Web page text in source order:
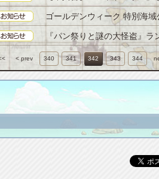
ゴールデンウィーク 特別海域
『パン祭りと謎の大怪盗』
< prev 340 341 342 343 344